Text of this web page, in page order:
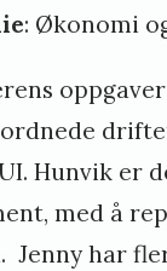
: Økonomi
Hunvik er
med å
Jenny har